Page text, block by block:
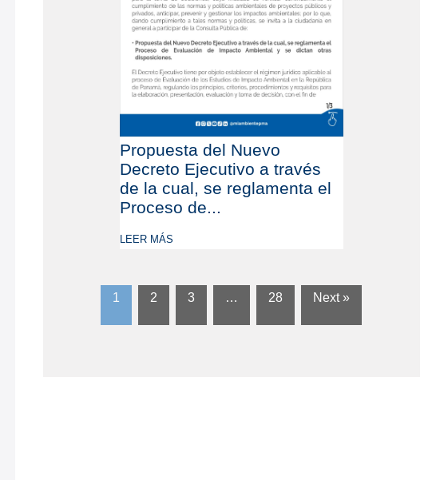
Propuesta del Nuevo
Decreto Ejecutivo a través
de la cual, se reglamenta el
Proceso de...
LEER MÁS
1 2 3 … 28 Next »